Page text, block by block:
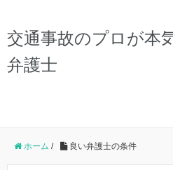
交通事故のプロが本
弁護士
ホーム / 良い弁護士の条件